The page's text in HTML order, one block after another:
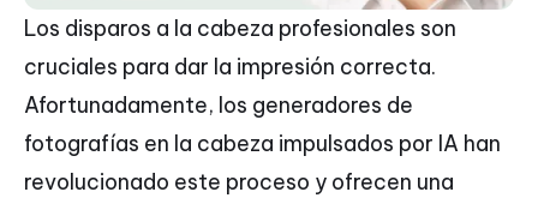
Los disparos a la cabeza profesionales son
cruciales para dar la impresión correcta.
Afortunadamente, los generadores de
fotografías en la cabeza impulsados por IA han
revolucionado este proceso y ofrecen una